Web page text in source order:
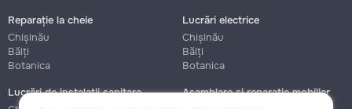
Reparație la cheie
Chișinău
Bălți
Botanica
Lucrări electrice
Chișinău
Bălți
Botanica
Lucrări de instalații sanitare
Asamblare și reparație mobilier